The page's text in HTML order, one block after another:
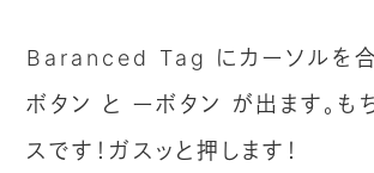
Baranced Tag にカーソルを合
ボタン と ーボタン が出ます。も
スです！ガスッと押します！